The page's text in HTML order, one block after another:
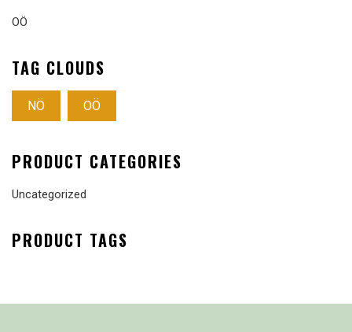
OÖ
TAG CLOUDS
NÖ OÖ
PRODUCT CATEGORIES
Uncategorized
PRODUCT TAGS